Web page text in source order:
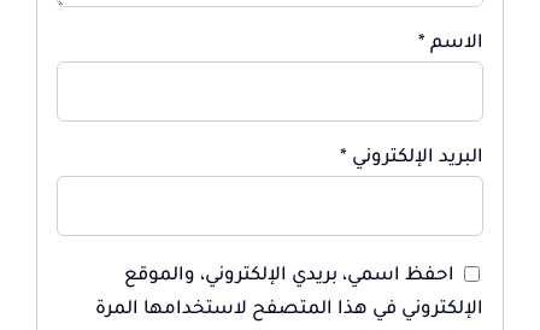
الاسم *
البريد الإلكتروني *
احفظ اسمي، بريدي الإلكتروني، والموقع
الإلكتروني في هذا المتصفح لاستخدامها المرة